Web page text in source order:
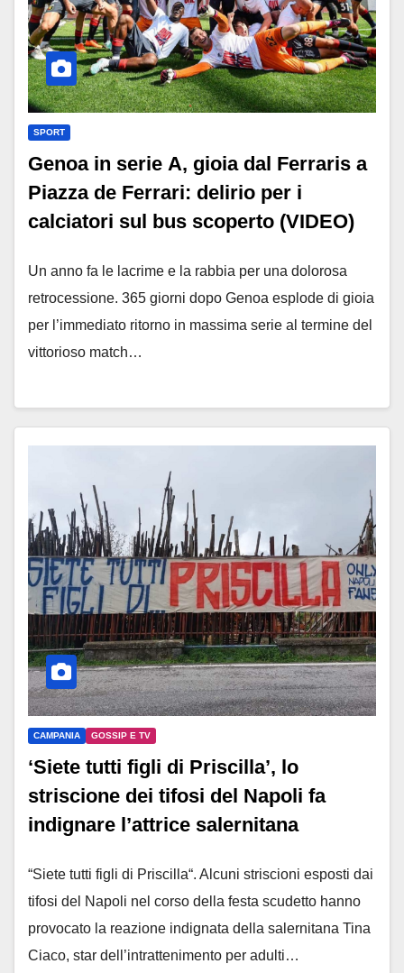
SPORT
Genoa in serie A, gioia dal Ferraris a
Piazza de Ferrari: delirio per i
calciatori sul bus scoperto (VIDEO)
Un anno fa le lacrime e la rabbia per una dolorosa
retrocessione. 365 giorni dopo Genoa esplode di gioia
per l’immediato ritorno in massima serie al termine del
vittorioso match…
CAMPANIA GOSSIP E TV
‘Siete tutti figli di Priscilla’, lo
striscione dei tifosi del Napoli fa
indignare l’attrice salernitana
“Siete tutti figli di Priscilla“. Alcuni striscioni esposti dai
tifosi del Napoli nel corso della festa scudetto hanno
provocato la reazione indignata della salernitana Tina
Ciaco, star dell’intrattenimento per adulti…